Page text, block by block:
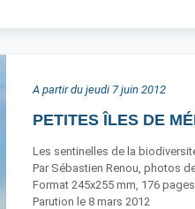
A partir du jeudi 7 juin 2012
PETITES ÎLES DE
Les sentinelles de la
Par Sébastien Renou, photos
Format 245x255 mm, 176
Parution le 8 mars 2012